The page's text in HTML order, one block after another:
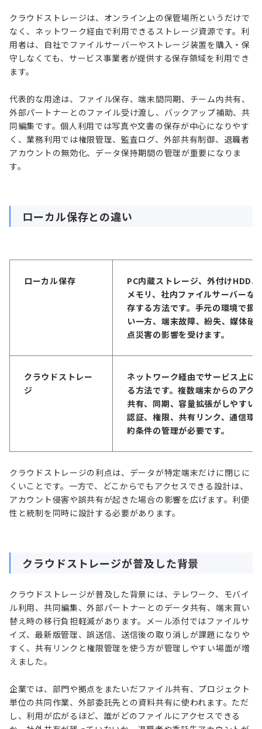
クラウドストレージは、オンライン上の保管場所というだけで
なく、ネットワーク経由で利用できるストレージ資源です。利
用者は、自社でファイルサーバーやストレージ装置を購入・保
守しなくても、サービス事業者が提供する保存領域を利用でき
ます。
代表的な用途は、ファイル保存、端末間同期、チーム内共有、
外部パートナーとのファイル受け渡し、バックアップ補助、共
同編集です。個人利用では写真や文書の保存が中心になりやす
く、業務利用では権限管理、監査ログ、外部共有制御、退職者
アカウントの無効化、データ保持期間の管理が重要になりま
す。
ローカル保存との違い
ローカル保存
PC内蔵ストレージ、外付けHDD
メモリ、社内ファイルサーバーな
存する方法です。手元の環境で扱
い一方、端末故障、紛失、媒体破
点災害の影響を受けます。
クラウドストレー
ジ
ネットワーク経由でサービス上に
る方法です。複数端末からのアク
共有、同期、容量拡張がしやすい
認証、権限、共有リンク、通信環
約条件の管理が必要です。
クラウドストレージの利点は、データが特定端末だけに閉じに
くいことです。一方で、どこからでもアクセスできる設計は、
アカウント侵害や誤共有が起きた場合の影響を広げます。利便
性と統制を同時に設計する必要があります。
クラウドストレージが普及した背景
クラウドストレージが普及した背景には、テレワーク、モバイ
ル利用、共同編集、外部パートナーとのデータ共有、端末買い
替え時の移行負担軽減があります。メール添付ではファイルサ
イズ、最新版管理、誤送信、送信後の取り消しが課題になりや
すく、共有リンクと権限管理を使う方が管理しやすい場面が増
えました。
企業では、部門や拠点をまたいだファイル共有、プロジェクト
単位の共同作業、外部委託先との資料共有に使われます。ただ
し、利用が広がるほど、誰がどのファイルにアクセスできる